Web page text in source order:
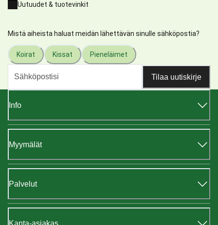
Uutuudet & tuotevinkit
Mistä aiheista haluat meidän lähettävän sinulle sähköpostia?
Koirat Kissat Pieneläimet
Tilaa uutiskirje
Info
Myymälät
Palvelut
Kanta-asiakas